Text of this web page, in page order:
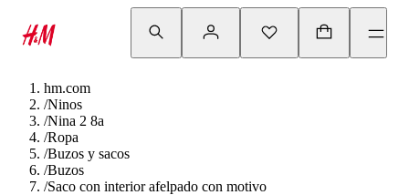
hm.com
/Ninos
/Nina 2 8a
/Ropa
/Buzos y sacos
/Buzos
/Saco con interior afelpado con motivo